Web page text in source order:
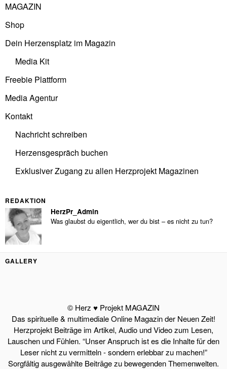
MAGAZIN
Shop
Dein Herzensplatz im Magazin
Media Kit
Freebie Plattform
Media Agentur
Kontakt
Nachricht schreiben
Herzensgespräch buchen
Exklusiver Zugang zu allen Herzprojekt Magazinen
REDAKTION
HerzPr_Admin
Was glaubst du eigentlich, wer du bist – es nicht zu tun?
GALLERY
© Herz ♥ Projekt MAGAZIN
Das spirituelle & multimediale Online Magazin der Neuen Zeit!
Herzprojekt Beiträge im Artikel, Audio und Video zum Lesen,
Lauschen und Fühlen. “Unser Anspruch ist es die Inhalte für den
Leser nicht zu vermitteln - sondern erlebbar zu machen!”
Sorgfältig ausgewählte Beiträge zu bewegenden Themenwelten.